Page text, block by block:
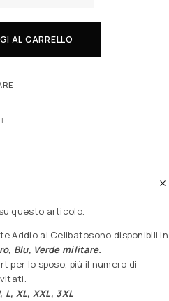
AL CARRELLO
questo articolo.
Addio al Celibatosono disponibili in
Blu, Verde militare.
per lo sposo, più il numero di
L, XL, XXL, 3XL